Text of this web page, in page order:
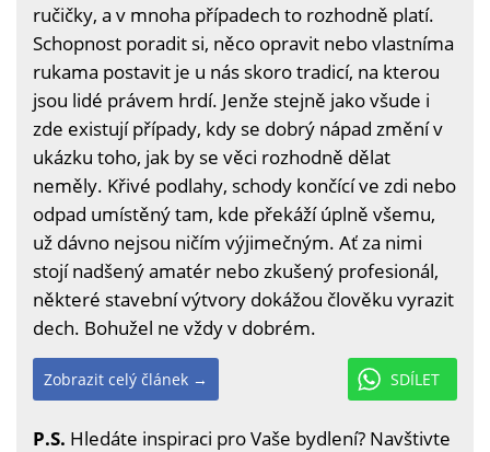
ručičky, a v mnoha případech to rozhodně platí.
Schopnost poradit si, něco opravit nebo vlastníma
rukama postavit je u nás skoro tradicí, na kterou
jsou lidé právem hrdí. Jenže stejně jako všude i
zde existují případy, kdy se dobrý nápad změní v
ukázku toho, jak by se věci rozhodně dělat
neměly. Křivé podlahy, schody končící ve zdi nebo
odpad umístěný tam, kde překáží úplně všemu,
už dávno nejsou ničím výjimečným. Ať za nimi
stojí nadšený amatér nebo zkušený profesionál,
některé stavební výtvory dokážou člověku vyrazit
dech. Bohužel ne vždy v dobrém.
SDÍLET
Zobrazit celý článek →
P.S. Hledáte inspiraci pro Vaše bydlení? Navštivte